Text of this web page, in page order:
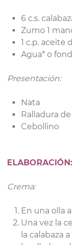
6 c.s.
Zumo 1
1 c.p. aceite
Agua* o
Presentación:
Nata
Ralladura
Cebollino
ELABORACIÓN:
Crema:
En una olla
Una vez la
la calabaza